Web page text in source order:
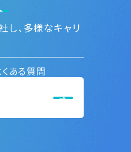
し、多様なキャリ
くある質問